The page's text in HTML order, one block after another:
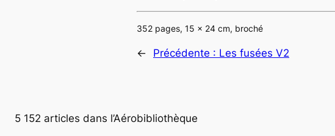
352 pages, 15 x 24 cm, broché
← Précédente : Les fusées V2
5 152 articles dans l’Aérobibliothèque